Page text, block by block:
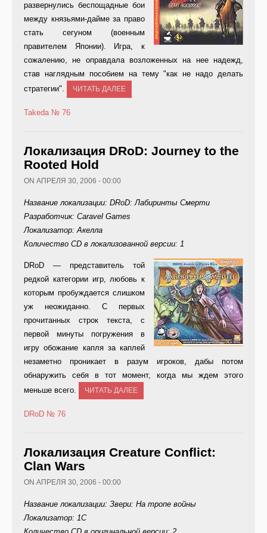
развернулись беспощадные бои
между князьями-дайме за право
стать сегуном (военным
правителем Японии). Игра, к
сожалению, не оправдала возложенных на нее надежд,
став наглядным пособием на тему "как не надо делать
стратегии".
ЧИТАТЬ ДАЛЕЕ
Takeda № 76
Локализация DRoD: Journey to the
Rooted Hold
ON АПРЕЛЯ 30, 2006 - 00:00
Название локализации: DRoD: Лабиринты Смерти
Разработчик: Caravel Games
Локализатор: Акелла
Количество CD в локализованной версии: 1
DRoD — представитель той
редкой категории игр, любовь к
которым пробуждается слишком
уж неожиданно. С первых
прочитанных строк текста, с
первой минуты погружения в
игру обожание капля за каплей
незаметно проникает в разум игроков, дабы потом
обнаружить себя в тот момент, когда мы ждем этого
меньше всего.
ЧИТАТЬ ДАЛЕЕ
DRoD № 76
Локализация Creature Conflict:
Clan Wars
ON АПРЕЛЯ 30, 2006 - 00:00
Название локализации: Звери: На тропе войны
Локализатор: 1С